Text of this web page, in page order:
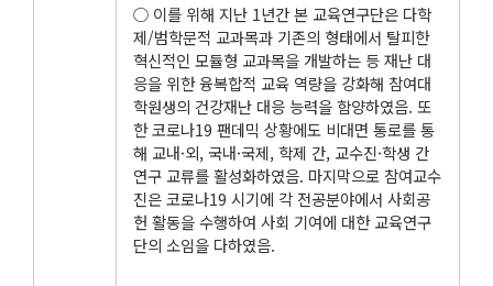
○ 이를 위해 지난 1년간 본 교육연구단은 다학
제/범학문적 교과목과 기존의 형태에서 탈피한
혁신적인 모듈형 교과목을 개발하는 등 재난 대
응을 위한 융복합적 교육 역량을 강화해 참여대
학원생의 건강재난 대응 능력을 함양하였음. 또
한 코로나19 팬데믹 상황에도 비대면 통로를 통
해 교내·외, 국내·국제, 학제 간, 교수진·학생 간
연구 교류를 활성화하였음. 마지막으로 참여교수
진은 코로나19 시기에 각 전공분야에서 사회공
헌 활동을 수행하여 사회 기여에 대한 교육연구
단의 소임을 다하였음.